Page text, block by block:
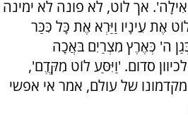
אך לוט, לא פונה לא ימינה
אֶת עֵינָיו וַיַּרְא אֶת כָּל כִּכַּר
ה' כְּאֶרֶץ מִצְרַיִם בֹּאֲכָה
סדום. 'וַיִּסַּע לוֹט מִקֶּדֶם',
של עולם, אמר אי אפשי